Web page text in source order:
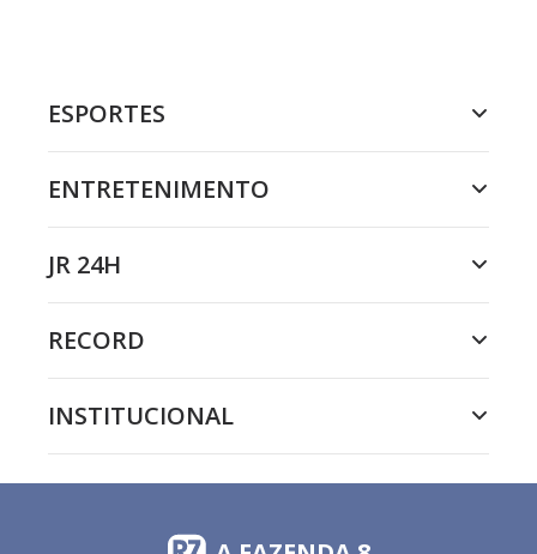
ESPORTES
ENTRETENIMENTO
JR 24H
RECORD
INSTITUCIONAL